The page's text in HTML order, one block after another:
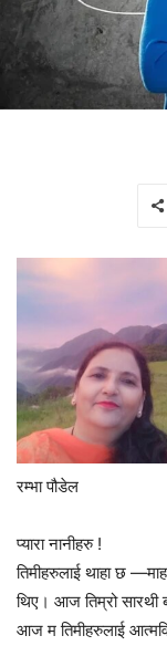
रम्भा पौडेल
प्यारा नानीहरु !
तिमीहरुलाई थाहा छ
थिए। आज तिम्रो सारथी
आज म तिमीहरुलाई